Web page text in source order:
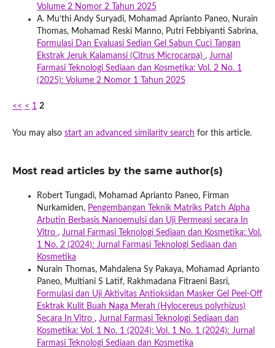
Volume 2 Nomor 2 Tahun 2025
A. Mu’thi Andy Suryadi, Mohamad Aprianto Paneo, Nurain
Thomas, Mohamad Reski Manno, Putri Febbiyanti Sabrina,
Formulasi Dan Evaluasi Sedian Gel Sabun Cuci Tangan
Ekstrak Jeruk Kalamansi (Citrus Microcarpa) , Jurnal
Farmasi Teknologi Sediaan dan Kosmetika: Vol. 2 No. 1
(2025): Volume 2 Nomor 1 Tahun 2025
<< < 1 2
You may also start an advanced similarity search for this article.
Most read articles by the same author(s)
Robert Tungadi, Mohamad Aprianto Paneo, Firman
Nurkamiden, Pengembangan Teknik Matriks Patch Alpha
Arbutin Berbasis Nanoemulsi dan Uji Permeasi secara In
Vitro , Jurnal Farmasi Teknologi Sediaan dan Kosmetika: Vol.
1 No. 2 (2024): Jurnal Farmasi Teknologi Sediaan dan
Kosmetika
Nurain Thomas, Mahdalena Sy Pakaya, Mohamad Aprianto
Paneo, Multiani S Latif, Rakhmadana Fitraeni Basri,
Formulasi dan Uji Aktivitas Antioksidan Masker Gel Peel-Off
Esktrak Kulit Buah Naga Merah (Hylocereus polyrhizus)
Secara In Vitro , Jurnal Farmasi Teknologi Sediaan dan
Kosmetika: Vol. 1 No. 1 (2024): Vol. 1 No. 1 (2024): Jurnal
Farmasi Teknologi Sediaan dan Kosmetika